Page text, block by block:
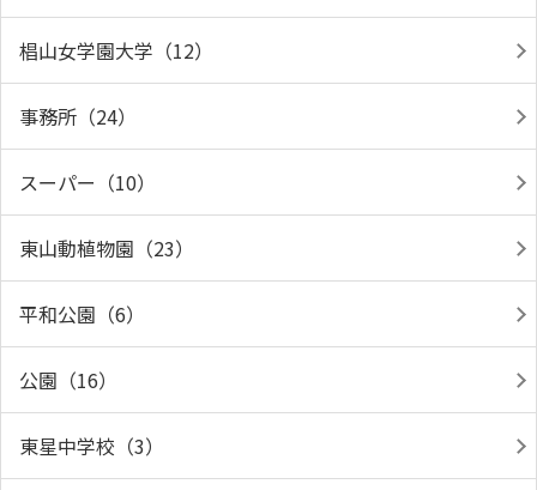
椙山女学園大学（12）
事務所（24）
スーパー（10）
東山動植物園（23）
平和公園（6）
公園（16）
東星中学校（3）